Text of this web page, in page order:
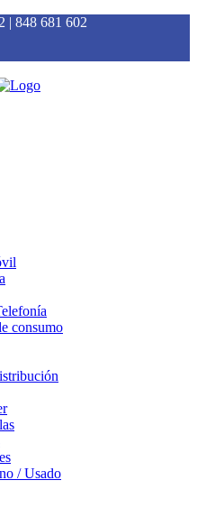
| 848 681 602
consumo
/ Usado